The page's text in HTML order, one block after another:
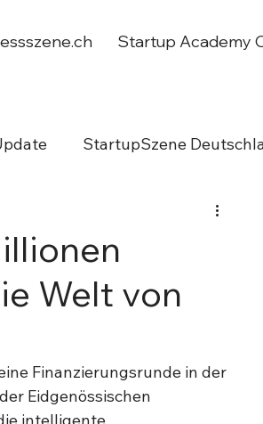
Startup Academy
StartupSzene
Welt von
Finanzierungsrunde in der
Eidgenössischen